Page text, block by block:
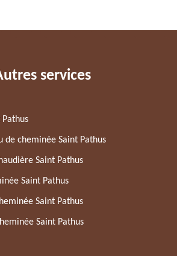
services
Pathus
de cheminée Saint Pathus
Saint Pathus
Saint Pathus
Saint Pathus
Saint Pathus